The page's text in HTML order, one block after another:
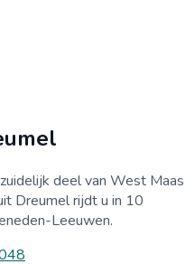
deel van West Maas
Dreumel rijdt u in 10
Leeuwen.